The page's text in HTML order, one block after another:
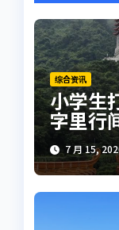
综合资讯
小学生
字里行
7 月 15,